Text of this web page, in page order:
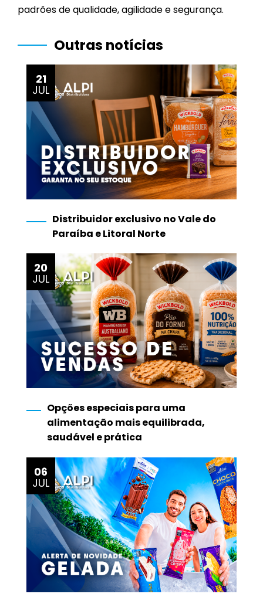
padrões de qualidade, agilidade e segurança.
Outras notícias
21
JUL
Distribuidor exclusivo no Vale do
Paraíba e Litoral Norte
20
JUL
Opções especiais para uma
alimentação mais equilibrada,
saudável e prática
06
JUL